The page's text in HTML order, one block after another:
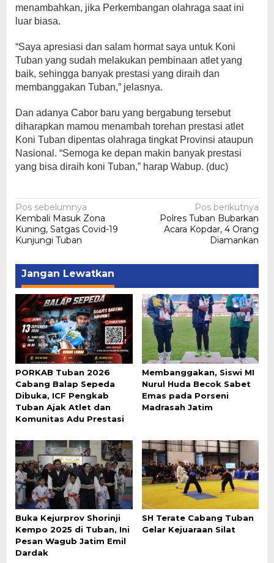
menambahkan, jika Perkembangan olahraga saat ini
luar biasa.
“Saya apresiasi dan salam hormat saya untuk Koni
Tuban yang sudah melakukan pembinaan atlet yang
baik, sehingga banyak prestasi yang diraih dan
membanggakan Tuban,” jelasnya.
Dan adanya Cabor baru yang bergabung tersebut
diharapkan mamou menambah torehan prestasi atlet
Koni Tuban dipentas olahraga tingkat Provinsi ataupun
Nasional. “Semoga ke depan makin banyak prestasi
yang bisa diraih koni Tuban,” harap Wabup. (duc)
Navigasi
pos
Pos sebelumnya
Kembali Masuk Zona
Kuning, Satgas Covid-19
Kunjungi Tuban
Pos berikutnya
Polres Tuban Bubarkan
Acara Kopdar, 4 Orang
Diamankan
Jangan Lewatkan
PORKAB Tuban 2026
Cabang Balap Sepeda
Dibuka, ICF Pengkab
Tuban Ajak Atlet dan
Komunitas Adu Prestasi
Membanggakan, Siswi MI
Nurul Huda Becok Sabet
Emas pada Porseni
Madrasah Jatim
Buka Kejurprov Shorinji
Kempo 2025 di Tuban, Ini
Pesan Wagub Jatim Emil
Dardak
SH Terate Cabang Tuban
Gelar Kejuaraan Silat